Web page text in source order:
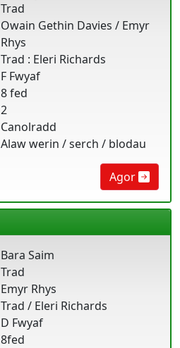
Trad
Owain Gethin Davies / Emyr
Rhys
Trad : Eleri Richards
F Fwyaf
8 fed
2
Canolradd
Alaw werin / serch / blodau
Agor
Bara Saim
Trad
Emyr Rhys
Trad / Eleri Richards
D Fwyaf
8fed